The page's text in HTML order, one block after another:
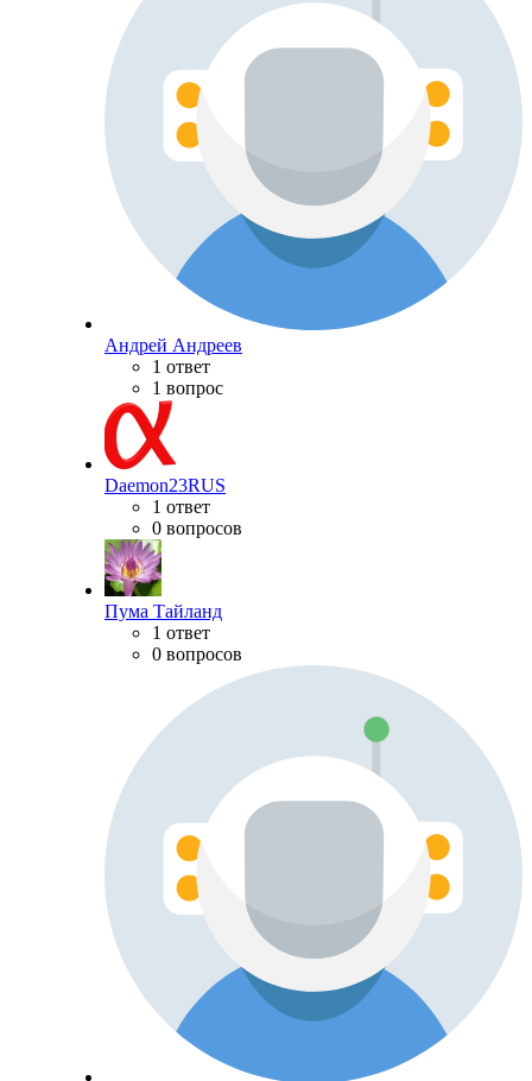
Андрей Андреев
1 ответ
1 вопрос
Daemon23RUS
1 ответ
0 вопросов
Пума Тайланд
1 ответ
0 вопросов